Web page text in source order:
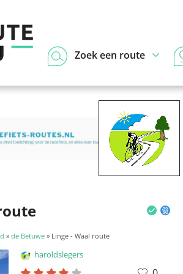
Zoek een route
» de Betuwe » Linge - Waal route
haroldslegers